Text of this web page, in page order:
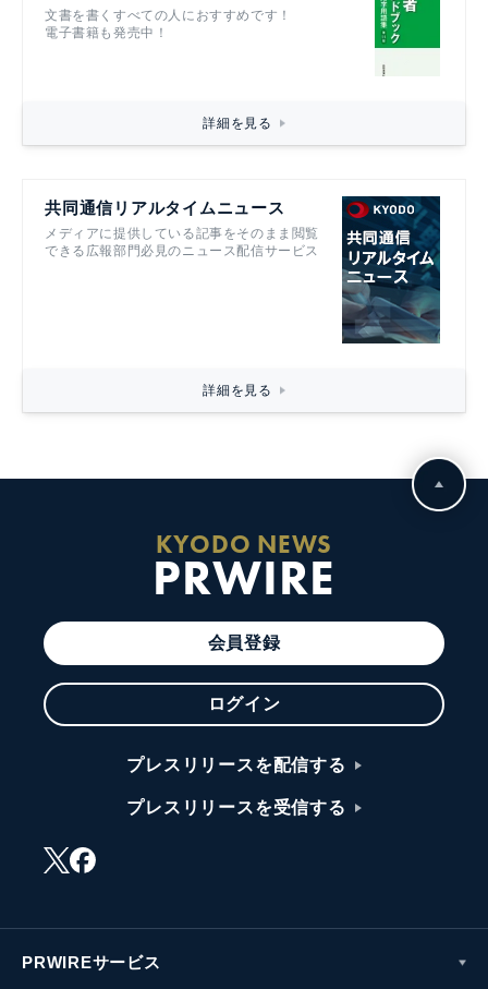
文書を書くすべての人におすすめです！
電子書籍も発売中！
詳細を見る
共同通信リアルタイムニュース
メディアに提供している記事をそのまま閲覧
できる広報部門必見のニュース配信サービス
詳細を見る
KYODO NEWS
PRWIRE
会員登録
ログイン
プレスリリースを配信する
プレスリリースを受信する
PRWIREサービス